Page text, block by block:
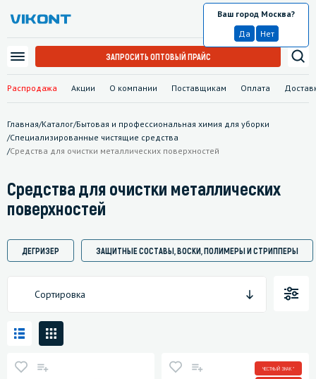
Распродажа Акции О компании Поставщикам Оплата
Москва
Ваш город Москва?
Да
Нет
ЗАПРОСИТЬ ОПТОВЫЙ ПРАЙС
Главная/Каталог/Бытовая и профессиональная химия для уборки
/Специализированные чистящие средства
/Средства для очистки металлических поверхностей
Средства для очистки металлических
поверхностей
ДЕГРИЗЕР ЗАЩИТНЫЕ СОСТАВЫ, ВОСКИ, ПОЛИМЕРЫ И СТРИППЕРЫ
Сортировка
ЧЕСТНЫЙ ЗНАК *